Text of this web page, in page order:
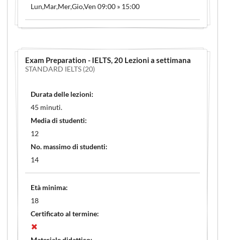
Lun,Mar,Mer,Gio,Ven 09:00 » 15:00
Exam Preparation - IELTS, 20 Lezioni a settimana
STANDARD IELTS (20)
Durata delle lezioni:
45 minuti.
Media di studenti:
12
No. massimo di studenti:
14
Età minima:
18
Certificato al termine: